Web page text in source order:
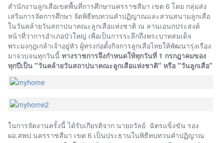
สำนักงานลูกเสือเขตพื้นที่การศึกษานครราชสีมา เขต 6 โดย กลุ่มส่ง
เสริมการจัดการศึกษา จัดพิธีทบทวนคำปฏิญาณและสวนสนามลูกเสือ
ในวันคล้ายวันสถาปนาคณะลูกเสือแห่งชาติ ณ ลานเอนกประสงค์
หน้าที่ว่าการอำเภอบัวใหญ่ เพื่อเป็นการระลึกถึงพระบาทสมเด็จ
พระมงกุฎเกล้าเจ้าอยู่หัว ผู้ทรงก่อตั้งกิจการลูกเสือไทยให้พัฒนารุ่งเรือง
มาจวบจนทุกวันนี้ ทางราชการจึงกำหนดให้ทุกวันที่ 1 กรกฎาคมของ
ทุกปีเป็น "วันคล้ายวันสถาปนาคณะลูกเสือแห่งชาติ" หรือ "วันลูกเสือ"
ในการจัดงานครั้งนี้ ได้รับเกียรติจาก นายถวัลย์ ฉัตรแข็งขัน รอง
ผอ.สพป.นครราชสีมา เขต 6 เป็นประธานในพิธีทบทวนคำปฏิญาณ